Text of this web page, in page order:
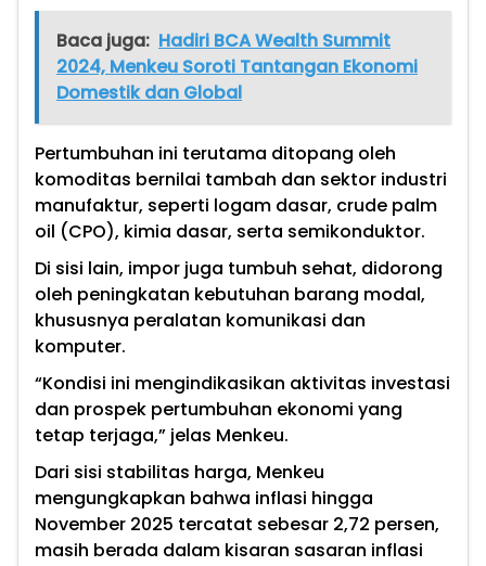
Baca juga: Hadiri BCA Wealth Summit
2024, Menkeu Soroti Tantangan Ekonomi
Domestik dan Global
Pertumbuhan ini terutama ditopang oleh
komoditas bernilai tambah dan sektor industri
manufaktur, seperti logam dasar, crude palm
oil (CPO), kimia dasar, serta semikonduktor.
Di sisi lain, impor juga tumbuh sehat, didorong
oleh peningkatan kebutuhan barang modal,
khususnya peralatan komunikasi dan
komputer.
“Kondisi ini mengindikasikan aktivitas investasi
dan prospek pertumbuhan ekonomi yang
tetap terjaga,” jelas Menkeu.
Dari sisi stabilitas harga, Menkeu
mengungkapkan bahwa inflasi hingga
November 2025 tercatat sebesar 2,72 persen,
masih berada dalam kisaran sasaran inflasi